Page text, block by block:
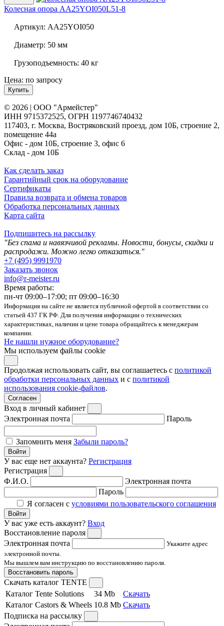
Колесная опора AA25YOI050L51-8
Артикул: AA25YOI050
Диаметр: 50 мм
Грузоподъемность: 40 кг
Цена: по запросу
Купить
© 2026 | ООО "Армейстер"
ИНН 9715372525, ОГРН 1197746740432
117403, г. Москва, Востряковский проезд, дом 10Б, строение 2,
помещение 44а
Офис - дом 10Б, строение 3, офис 6
Склад - дом 10Б
Как сделать заказ
Гарантийный срок на оборудование
Сертификаты
Правила возврата и обмена товаров
Обработка персональных данных
Карта сайта
Подпишитесь на рассылку
"Без спама и навязчивой рекламы. Новости, бонусы, скидки и
распродажи. Можно легко отказаться."
+7 (495) 9991970
Заказать звонок
info@r-meister.ru
Время работы:
пн-чт 09:00–17:00; пт 09:00–16:30
Информация на сайте не является публичной офертой в соответствии со
статьей 437 ГК РФ. Для получения информации о технических
характеристиках, наличии и цене товара обращайтесь к менеджерам
компании.
Не нашли нужное оборудование?
Мы используем файлы cookie
Продолжая использовать сайт, вы соглашаетесь с политикой
обработки персональных данных и с политикой
использования cookie-файлов.
Согласен
Вход в личный кабинет
Электронная почта
Пароль
Запомнить меня Забыли пароль?
Войти
У вас еще нет аккаунта? Регистрация
Регистрация
Ф.И.О.
Электронная почта
Пароль
Я согласен с условиями пользовательского соглашения
Войти
У вас уже есть аккаунт? Вход
Восстановление пароля
Электронная почта
Укажите адрес
электронной почты.
Мы вышлем вам инструкцию по восстановлению пароля.
Восстановить пароль
Скачать каталог TENTE
Каталог Tente Solutions
34 Mb
Скачать
Каталог Castors & Wheels 10.8 Mb Скачать
Подписка на рассылку